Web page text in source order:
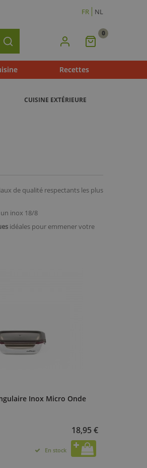
FR NL
Rechercher Mon
0
Recettes
CUISINE EXTÉRIEURE
de qualité respectants les plus
inox 18/8
idéales pour emmener votre
Inox Micro Onde
18,95 €
En stock